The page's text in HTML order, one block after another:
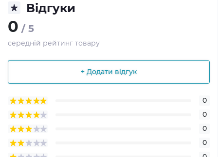
Відгуки
0 / 5
середній рейтинг товару
+ Додати відгук
0
0
0
0